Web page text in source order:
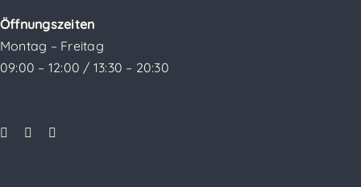
Öffnungszeiten
Montag – Freitag
09:00 – 12:00 / 13:30 – 20:30